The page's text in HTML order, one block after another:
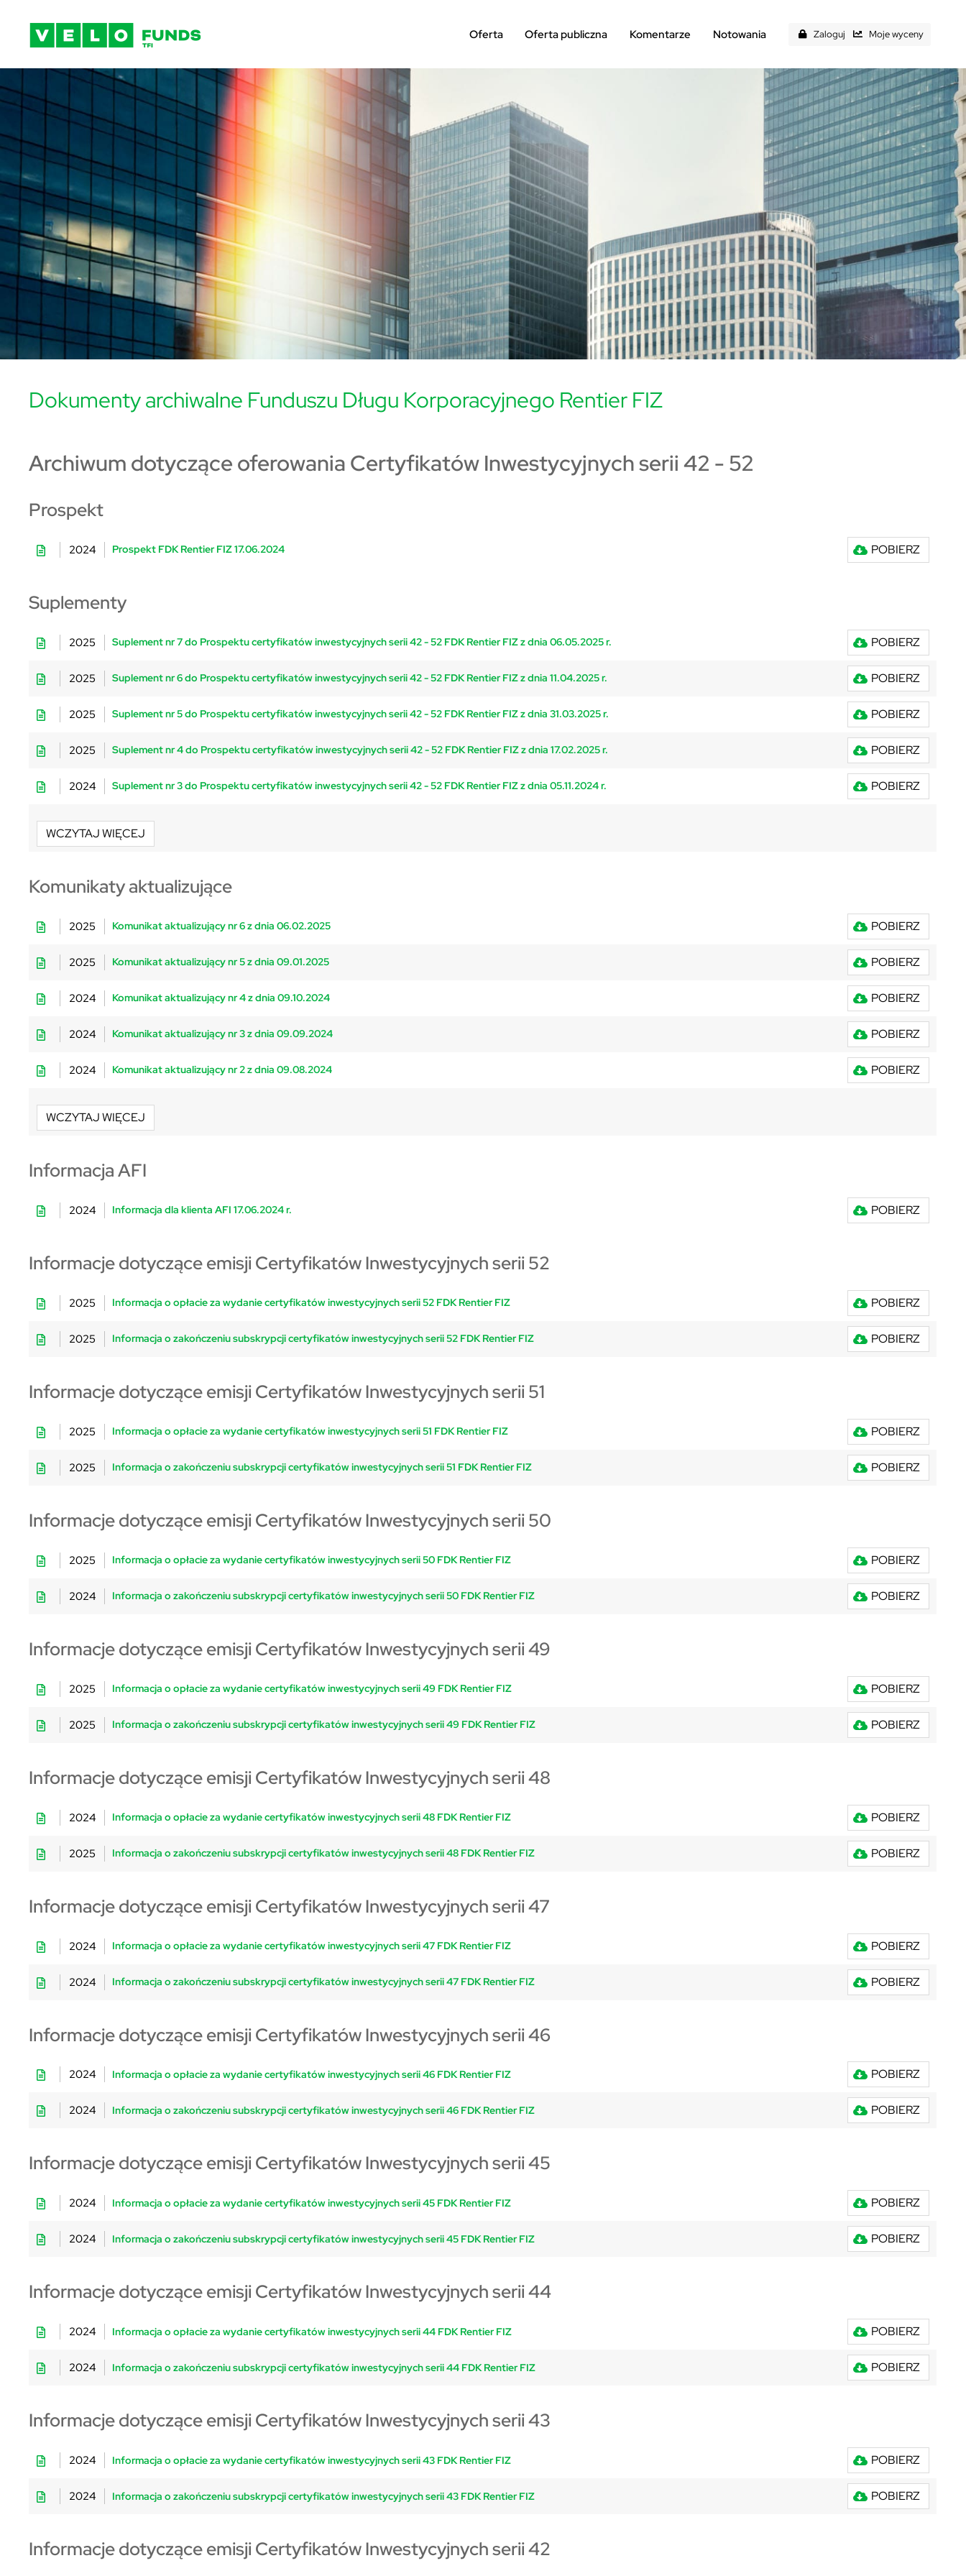
Oferta Oferta publiczna Komentarze Notowania Zaloguj Moje wyceny
Dokumenty archiwalne Funduszu Długu Korporacyjnego Rentier FIZ
Archiwum dotyczące oferowania Certyfikatów Inwestycyjnych serii 42 - 52
Prospekt
2024 Prospekt FDK Rentier FIZ 17.06.2024 POBIERZ
Suplementy
2025 Suplement nr 7 do Prospektu certyfikatów inwestycyjnych serii 42 - 52 FDK Rentier FIZ z dnia 06.05.2025 r. POBIERZ
2025 Suplement nr 6 do Prospektu certyfikatów inwestycyjnych serii 42 - 52 FDK Rentier FIZ z dnia 11.04.2025 r. POBIERZ
2025 Suplement nr 5 do Prospektu certyfikatów inwestycyjnych serii 42 - 52 FDK Rentier FIZ z dnia 31.03.2025 r. POBIERZ
2025 Suplement nr 4 do Prospektu certyfikatów inwestycyjnych serii 42 - 52 FDK Rentier FIZ z dnia 17.02.2025 r. POBIERZ
2024 Suplement nr 3 do Prospektu certyfikatów inwestycyjnych serii 42 - 52 FDK Rentier FIZ z dnia 05.11.2024 r. POBIERZ
WCZYTAJ WIĘCEJ
Komunikaty aktualizujące
2025 Komunikat aktualizujący nr 6 z dnia 06.02.2025 POBIERZ
2025 Komunikat aktualizujący nr 5 z dnia 09.01.2025 POBIERZ
2024 Komunikat aktualizujący nr 4 z dnia 09.10.2024 POBIERZ
2024 Komunikat aktualizujący nr 3 z dnia 09.09.2024 POBIERZ
2024 Komunikat aktualizujący nr 2 z dnia 09.08.2024 POBIERZ
WCZYTAJ WIĘCEJ
Informacja AFI
2024 Informacja dla klienta AFI 17.06.2024 r. POBIERZ
Informacje dotyczące emisji Certyfikatów Inwestycyjnych serii 52
2025 Informacja o opłacie za wydanie certyfikatów inwestycyjnych serii 52 FDK Rentier FIZ POBIERZ
2025 Informacja o zakończeniu subskrypcji certyfikatów inwestycyjnych serii 52 FDK Rentier FIZ POBIERZ
Informacje dotyczące emisji Certyfikatów Inwestycyjnych serii 51
2025 Informacja o opłacie za wydanie certyfikatów inwestycyjnych serii 51 FDK Rentier FIZ POBIERZ
2025 Informacja o zakończeniu subskrypcji certyfikatów inwestycyjnych serii 51 FDK Rentier FIZ POBIERZ
Informacje dotyczące emisji Certyfikatów Inwestycyjnych serii 50
2025 Informacja o opłacie za wydanie certyfikatów inwestycyjnych serii 50 FDK Rentier FIZ POBIERZ
2024 Informacja o zakończeniu subskrypcji certyfikatów inwestycyjnych serii 50 FDK Rentier FIZ POBIERZ
Informacje dotyczące emisji Certyfikatów Inwestycyjnych serii 49
2025 Informacja o opłacie za wydanie certyfikatów inwestycyjnych serii 49 FDK Rentier FIZ POBIERZ
2025 Informacja o zakończeniu subskrypcji certyfikatów inwestycyjnych serii 49 FDK Rentier FIZ POBIERZ
Informacje dotyczące emisji Certyfikatów Inwestycyjnych serii 48
2024 Informacja o opłacie za wydanie certyfikatów inwestycyjnych serii 48 FDK Rentier FIZ POBIERZ
2025 Informacja o zakończeniu subskrypcji certyfikatów inwestycyjnych serii 48 FDK Rentier FIZ POBIERZ
Informacje dotyczące emisji Certyfikatów Inwestycyjnych serii 47
2024 Informacja o opłacie za wydanie certyfikatów inwestycyjnych serii 47 FDK Rentier FIZ POBIERZ
2024 Informacja o zakończeniu subskrypcji certyfikatów inwestycyjnych serii 47 FDK Rentier FIZ POBIERZ
Informacje dotyczące emisji Certyfikatów Inwestycyjnych serii 46
2024 Informacja o opłacie za wydanie certyfikatów inwestycyjnych serii 46 FDK Rentier FIZ POBIERZ
2024 Informacja o zakończeniu subskrypcji certyfikatów inwestycyjnych serii 46 FDK Rentier FIZ POBIERZ
Informacje dotyczące emisji Certyfikatów Inwestycyjnych serii 45
2024 Informacja o opłacie za wydanie certyfikatów inwestycyjnych serii 45 FDK Rentier FIZ POBIERZ
2024 Informacja o zakończeniu subskrypcji certyfikatów inwestycyjnych serii 45 FDK Rentier FIZ POBIERZ
Informacje dotyczące emisji Certyfikatów Inwestycyjnych serii 44
2024 Informacja o opłacie za wydanie certyfikatów inwestycyjnych serii 44 FDK Rentier FIZ POBIERZ
2024 Informacja o zakończeniu subskrypcji certyfikatów inwestycyjnych serii 44 FDK Rentier FIZ POBIERZ
Informacje dotyczące emisji Certyfikatów Inwestycyjnych serii 43
2024 Informacja o opłacie za wydanie certyfikatów inwestycyjnych serii 43 FDK Rentier FIZ POBIERZ
2024 Informacja o zakończeniu subskrypcji certyfikatów inwestycyjnych serii 43 FDK Rentier FIZ POBIERZ
Informacje dotyczące emisji Certyfikatów Inwestycyjnych serii 42